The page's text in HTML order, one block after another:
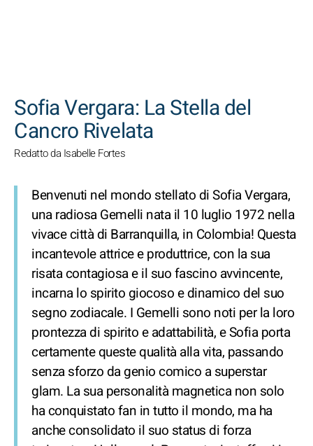
Sofia Vergara: La Stella del
Cancro Rivelata
Redatto da Isabelle Fortes
Benvenuti nel mondo stellato di Sofia Vergara,
una radiosa Gemelli nata il 10 luglio 1972 nella
vivace città di Barranquilla, in Colombia! Questa
incantevole attrice e produttrice, con la sua
risata contagiosa e il suo fascino avvincente,
incarna lo spirito giocoso e dinamico del suo
segno zodiacale. I Gemelli sono noti per la loro
prontezza di spirito e adattabilità, e Sofia porta
certamente queste qualità alla vita, passando
senza sforzo da genio comico a superstar
glam. La sua personalità magnetica non solo
ha conquistato fan in tutto il mondo, ma ha
anche consolidato il suo status di forza